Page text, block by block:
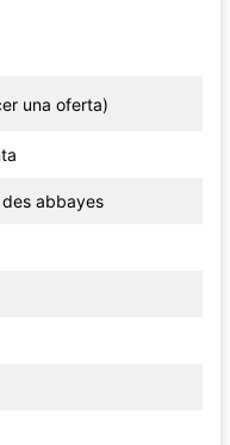
una oferta)
abbayes